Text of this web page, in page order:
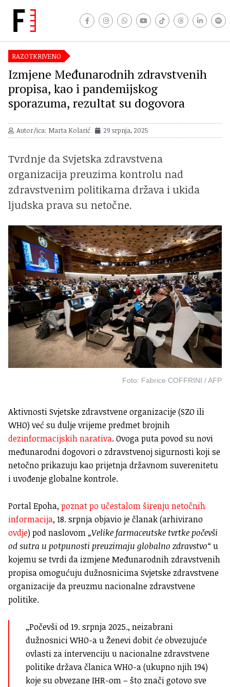
RAZOTKRIVENO
Izmjene Međunarodnih zdravstvenih
propisa, kao i pandemijskog
sporazuma, rezultat su dogovora
Autor/ica: Marta Kolarić 29 srpnja, 2025
Tvrdnje da Svjetska zdravstvena
organizacija preuzima kontrolu nad
zdravstvenim politikama država i ukida
ljudska prava su netočne.
Foto: Fabrice COFFRINI / AFP
Aktivnosti Svjetske zdravstvene organizacije (SZO ili
WHO) već su dulje vrijeme predmet brojnih
dezinformacijskih narativa. Ovoga puta povod su novi
međunarodni dogovori o zdravstvenoj sigurnosti koji se
netočno prikazuju kao prijetnja državnom suverenitetu
i uvođenje globalne kontrole.
Portal Epoha, poznat po učestalom širenju netočnih
informacija, 18. srpnja objavio je članak (arhivirano
ovdje) pod naslovom „Velike farmaceutske tvrtke počevši
od sutra u potpunosti preuzimaju globalno zdravstvo“u
kojemu se tvrdi da izmjene Međunarodnih zdravstvenih
propisa omogućuju dužnosnicima Svjetske zdravstvene
organizacije da preuzmu nacionalne zdravstvene
politike.
„Počevši od 19. srpnja 2025., neizabrani
dužnosnici WHO-a u Ženevi dobit će obvezujuće
ovlasti za intervenciju u nacionalne zdravstvene
politike država članica WHO-a (ukupno njih 194)
koje su obvezane IHR-om – što znači gotovo sve